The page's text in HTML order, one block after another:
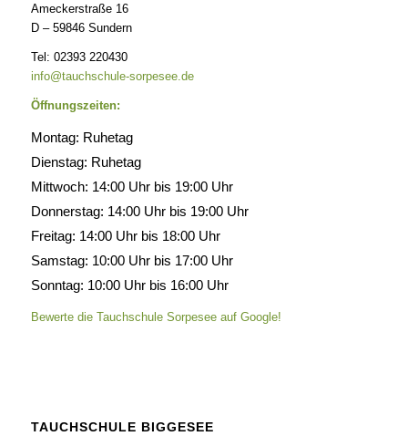
Ameckerstraße 16
D – 59846 Sundern
Tel: 02393 220430
info@tauchschule-sorpesee.de
Öffnungszeiten:
Montag: Ruhetag
Dienstag: Ruhetag
Mittwoch: 14:00 Uhr bis 19:00 Uhr
Donnerstag: 14:00 Uhr bis 19:00 Uhr
Freitag: 14:00 Uhr bis 18:00 Uhr
Samstag: 10:00 Uhr bis 17:00 Uhr
Sonntag: 10:00 Uhr bis 16:00 Uhr
Bewerte die Tauchschule Sorpesee auf Google!
TAUCHSCHULE BIGGESEE